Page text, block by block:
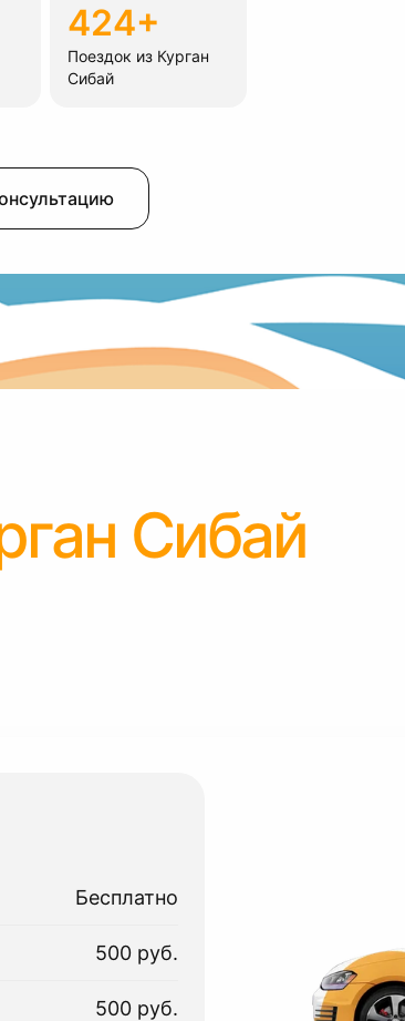
424+
Поездок из Курган
Сибай
Сибай
Бесплатно
500 руб.
500 руб.